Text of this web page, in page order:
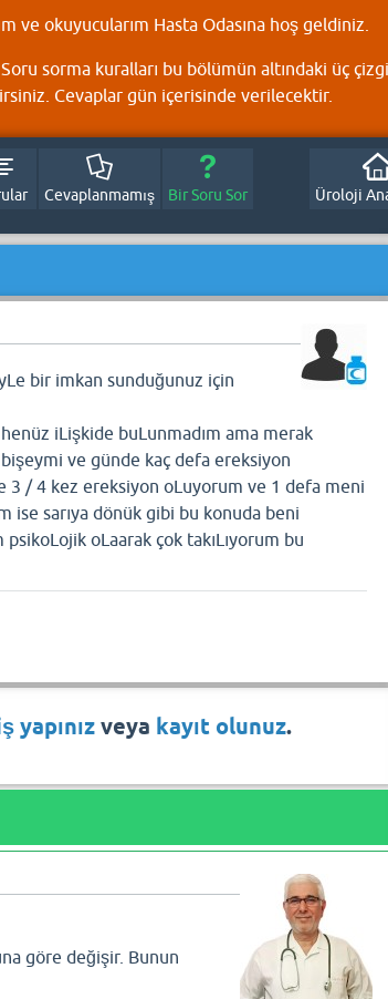
ve okuyucularım Hasta Odasına hoş geldiniz.
sorma kuralları bu bölümün altındaki üç
Cevaplar gün içerisinde verilecektir.
Cevaplanmamış Bir Soru Sor Üroloji
bir imkan sunduğunuz için
iLişkide buLunmadım ama merak
ve günde kaç defa ereksiyon
3 / 4 kez ereksiyon oLuyorum ve 1 defa meni
sarıya dönük gibi bu konuda beni
oLaarak çok takıLıyorum bu
yapınız veya kayıt olunuz.
göre değişir. Bunun